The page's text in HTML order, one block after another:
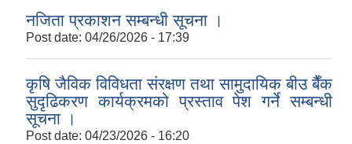
नजिता प्रकाशन सम्बन्धी सूचना ।
Post date: 04/26/2026 - 17:39
कृषि जैविक विविधता संरक्षण तथा सामुदायिक बीउ बैँक
सुदृढिकरण कार्यक्रमको प्रस्ताव पेश गर्ने सम्बन्धी
सूचना ।
Post date: 04/23/2026 - 16:20